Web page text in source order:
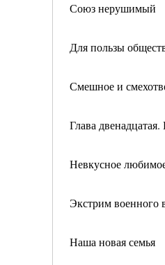
Союз нерушимый
Для пользы
Смешное и
Глава
Невкусное
Экстрим военного
Наша новая семья